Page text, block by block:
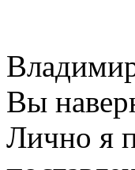
Вы
Лично я